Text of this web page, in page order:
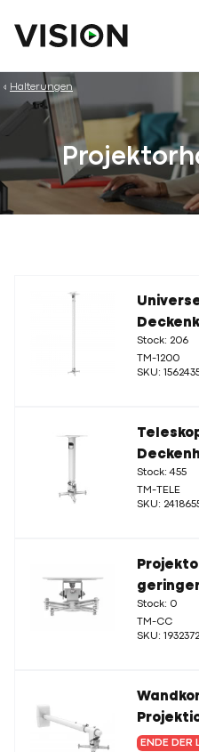
Halterungen
Stock: 206
TM-1200
SKU:
Stock: 455
TM-TELE
SKU:
Stock: 0
TM-CC
SKU: 1932372
ENDE DER